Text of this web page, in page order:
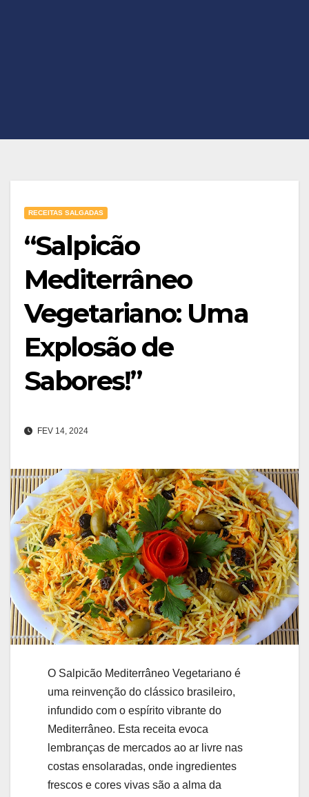
RECEITAS SALGADAS
“Salpicão
Mediterrâneo
Vegetariano: Uma
Explosão de
Sabores!”
FEV 14, 2024
O Salpicão Mediterrâneo Vegetariano é
uma reinvenção do clássico brasileiro,
infundido com o espírito vibrante do
Mediterrâneo. Esta receita evoca
lembranças de mercados ao ar livre nas
costas ensolaradas, onde ingredientes
frescos e cores vivas são a alma da